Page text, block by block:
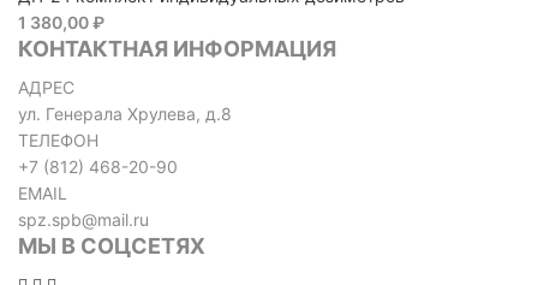
1 380,00 ₽
КОНТАКТНАЯ ИНФОРМАЦИЯ
АДРЕС
ул. Генерала Хрулева, д.8
ТЕЛЕФОН
+7 (812) 468-20-90
EMAIL
spz.spb@mail.ru
МЫ В СОЦСЕТЯХ